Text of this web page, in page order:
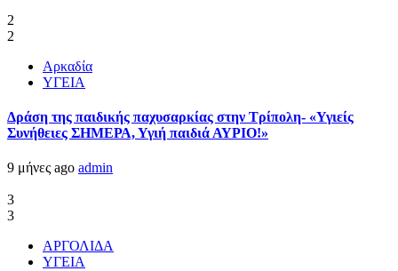
2
2
Αρκαδία
ΥΓΕΙΑ
Δράση της παιδικής παχυσαρκίας στην Τρίπολη- «Υγιείς
Συνήθειες ΣΗΜΕΡΑ, Υγιή παιδιά ΑΥΡΙΟ!»
9 μήνες ago admin
3
3
ΑΡΓΟΛΙΔΑ
ΥΓΕΙΑ